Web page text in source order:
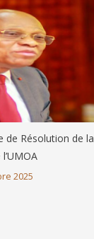
de Résolution de la
2025